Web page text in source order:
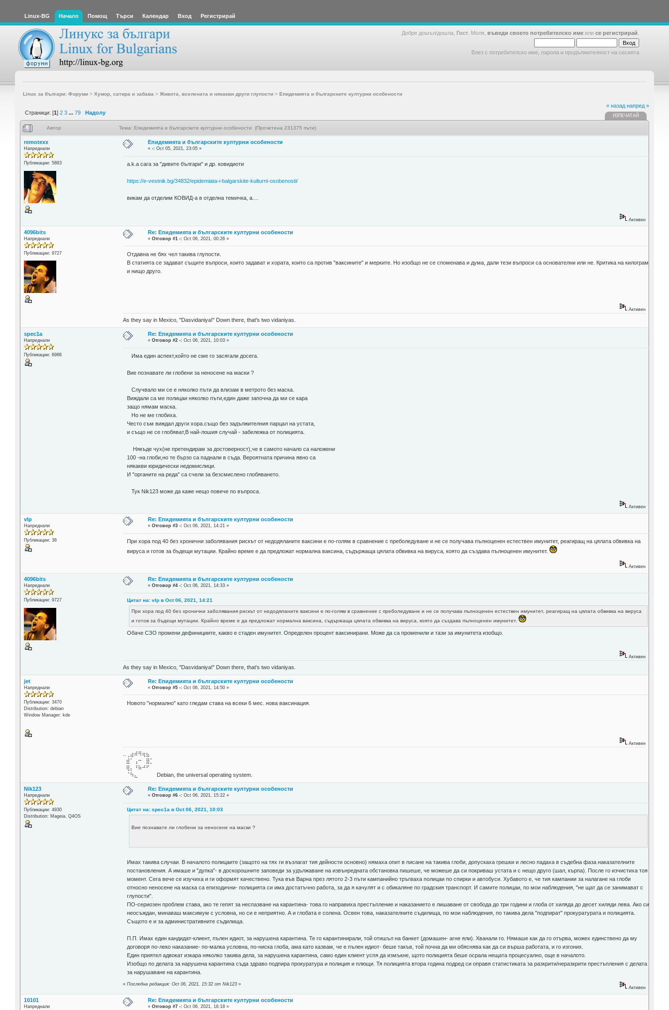
Linux-BG Начало Помощ Търси Календар Вход Регистрирай
Добре дошъл/дошла, Гост . Моля, въведи своето потребителско име или се регистрирай
Влез с потребителско име, парола и продължителност на сесията
Linux за българи: Форуми> Хумор, сатира и забава > Живота, вселената и някакви други глупости> Епидемията и българските културни особености
Страници: [1] 2 3 ... 79 Надолу
« назад напред »
ИЗПЕЧАТАЙ
Автор Тема: Епидемията и българските културни особености (Прочетена 231375 пъти)
remotexx
Напреднали
Публикации: 5883
Епидемията и българските културни особености
«-: Oct 05, 2021, 23:05 »
a.k.a сага за "дивите българи" и др. ковидиоти
https://e-vestnik.bg/34832/epidemiata-i-balgarskite-kulturni-osobenosti/
викам да отделим КОВИД-а в отделна темичка, а....
Активен
4096bits
Напреднали
Публикации: 9727
Re: Епидемията и българските културни особености
«Отговор #1 -: Oct 06, 2021, 00:26 »
Отдавна не бях чел такива глупости.
В статията се задават същите въпроси, които задават и хората, които са против "ваксините" и мерките. Но изобщо не се споменава и дума, дали тези въпроси са основателни или не. Критика на килограм
и нищо друго.
Активен
As they say in Mexico, "Dasvidaniya!" Down there, that's two vidaniyas.
spec1a
Напреднали
Публикации: 6986
Re: Епидемията и българските културни особености
«Отговор #2 -: Oct 06, 2021, 10:03 »
Има един аспект,който не сме го засягали досега.
Вие познавате ли глобени за неносене на маски ?
Случвало ми се е няколко пъти да влизам в метрото без маска.
Виждали са ме полицаи няколко пъти,един даже започна да ми се кара
защо нямам маска.
Но не ме глобиха.
Често съм виждал други хора.също без задължителния парцал на устата,
и също не се глобяват,В най-лошия случай - забележка от полицията.
Някъде чух(не претендирам за достоверност),че в самото начало са наложени
100 -на глоби,но те бързо са паднали в съда. Вероятната причина явно са
някакви юридически недомислици.
И "органите на реда" са счели за безсмислено глобяването.
Тук Nik123 може да каже нещо повече по въпроса.
Активен
vlp
Напреднали
Публикации: 38
Re: Епидемията и българските културни особености
«Отговор #3 -: Oct 06, 2021, 14:21 »
При хора под 40 без хронични заболявания рискът от недодяланите ваксини е по-голям в сравнение с преболедуване и не се получава пълноценен естествен имунитет, реагиращ на цялата обвивка на
вируса и готов за бъдещи мутации. Крайно време е да предложат нормална ваксина, съдържаща цялата обвивка на вируса, която да създава пълноценен имунитет.
Активен
4096bits
Напреднали
Публикации: 9727
Re: Епидемията и българските културни особености
«Отговор #4 -: Oct 06, 2021, 14:33 »
Цитат на: vlp в Oct 06, 2021, 14:21
При хора под 40 без хронични заболявания рискът от недодяланите ваксини е по-голям в сравнение с преболедуване и не се получава пълноценен естествен имунитет, реагиращ на цялата обвивка на вируса
и готов за бъдещи мутации. Крайно време е да предложат нормална ваксина, съдържаща цялата обвивка на вируса, която да създава пълноценен имунитет.
Обаче СЗО промени дефинициите, какво е стаден имунитет. Определен процент ваксинирани. Може да са променили и тази за имунитета изобщо.
Активен
As they say in Mexico, "Dasvidaniya!" Down there, that's two vidaniyas.
jet
Напреднали
Публикации: 3470
Distribution: debian
Window Manager: kde
Re: Епидемията и българските културни особености
«Отговор #5 -: Oct 06, 2021, 14:50 »
Новото "нормално" като гледам става на всеки 6 мес. нова ваксинация.
Активен
..⢀⣴⠾⠻⢶⣦⠀
⣾⠁⢠⠒⠀⣿⡁
⢿⡄⠘⠷⠚⠋
⠈⠳⣄⠀⠀⠀⠀ Debian, the universal operating system.
Nik123
Напреднали
Публикации: 4930
Distribution: Mageia, Q4OS
Re: Епидемията и българските културни особености
«Отговор #6 -: Oct 06, 2021, 15:22 »
Цитат на: spec1a в Oct 06, 2021, 10:03
Вие познавате ли глобени за неносене на маски ?
Имах такива случаи. В началото полицаите (защото на тях ги възлагат тия дейности основно) нямаха опит в писане на такива глоби, допускаха грешки и лесно падаха в съдебна фаза наказателните
постановления. А имаше и "дупка"- в доскорошните заповеди за удължаване на извънредната обстановка пишеше, че можеше да си покриваш устата и с нещо друго (шал, кърпа). После го изчистиха тоя
момент. Сега вече се изучиха и ги оформят качествено. Тука във Варна през лятото 2-3 пъти кампанийно тръгваха полицаи по спирки и автобуси. Хубавото е, че тия кампании за налагане на глоби
относно неносене на маска са епизодични- полицията си има достатъчно работа, за да я качулят и с обикаляне по градския транспорт. И самите полицаи, по мои наблюдения, "не щат да се занимават с
глупости".
ПО-сериозен проблем става, ако те гепят за неспазване на карантина- това го направиха престъпление и наказанието е лишаване от свобода до три години и глоба от хиляда до десет хиляди лева. Ако си
неосъждан, минаваш максимум с условна, но си е неприятно. А и глобата е солена. Освен това, наказателните съдилища, по мои наблюдения, по такива дела "подпират" прокуратурата и полицията.
Същото е и за административните съдилища.
П.П. Имах един кандидат-клиент, пълен идиот, за нарушена карантина. Те го карантинирали, той отишъл на банкет (домашен- агне яли). Хванали го. Нямаше как да го отърва, можех единствено да му
договоря по-леко наказание- по-малка условна, по-ниска глоба, ама като казвам, че е пълен идиот- беше такъв, той почна да ми обяснява как да си върша работата, и го изгоних.
Един приятел адвокат изкара няколко такива дела, за нарушена карантина, само един клиент успя да измъкне, щото полицията беше осрала нещата процесуално, още в началото.
Изобщо по делата за нарушена карантина съда здраво подпира прокуратура и полиция и плющи. Тя полицията втора година подред си оправя статистиката за разкрити/неразкрити престъпления с делата
за нарушаване на карантина.
«Последна редакция: Oct 06, 2021, 15:32 от Nik123 »
Активен
10101
Напреднали
Re: Епидемията и българските културни особености
«Отговор #7 -: Oct 06, 2021, 16:18 »